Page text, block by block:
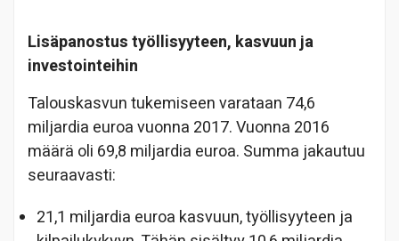
Lisäpanostus työllisyyteen, kasvuun ja
investointeihin
Talouskasvun tukemiseen varataan 74,6
miljardia euroa vuonna 2017. Vuonna 2016
määrä oli 69,8 miljardia euroa. Summa jakautuu
seuraavasti:
21,1 miljardia euroa kasvuun, työllisyyteen ja